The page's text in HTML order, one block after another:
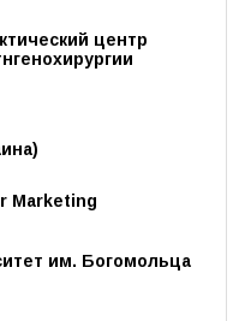
центр
Marketing
им. Богомольца